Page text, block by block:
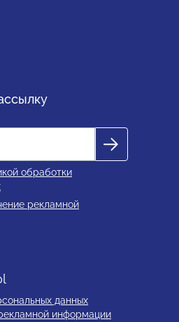
обработки
рекламной
данных
информации